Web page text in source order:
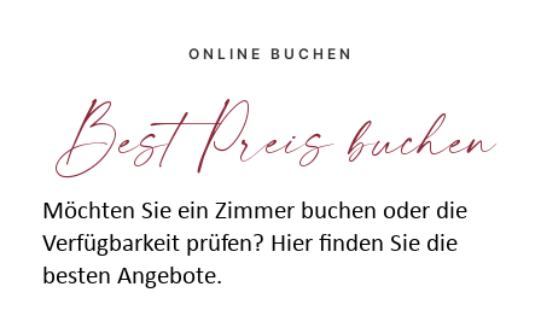
ONLINE BUCHEN
Best Preis buchen
Möchten Sie ein Zimmer buchen oder die
Verfügbarkeit prüfen? Hier finden Sie die
besten Angebote.